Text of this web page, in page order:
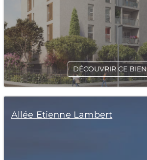
DÉCOUVRIR CE BIEN
Allée Etienne Lambert